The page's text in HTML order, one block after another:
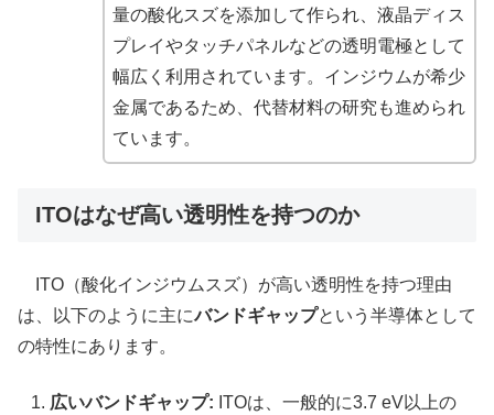
量の酸化スズを添加して作られ、液晶ディス
プレイやタッチパネルなどの透明電極として
幅広く利用されています。インジウムが希少
金属であるため、代替材料の研究も進められ
ています。
ITOはなぜ高い透明性を持つのか
ITO（酸化インジウムスズ）が高い透明性を持つ理由
は、以下のように主にバンドギャップという半導体として
の特性にあります。
広いバンドギャップ: ITOは、一般的に3.7 eV以上の